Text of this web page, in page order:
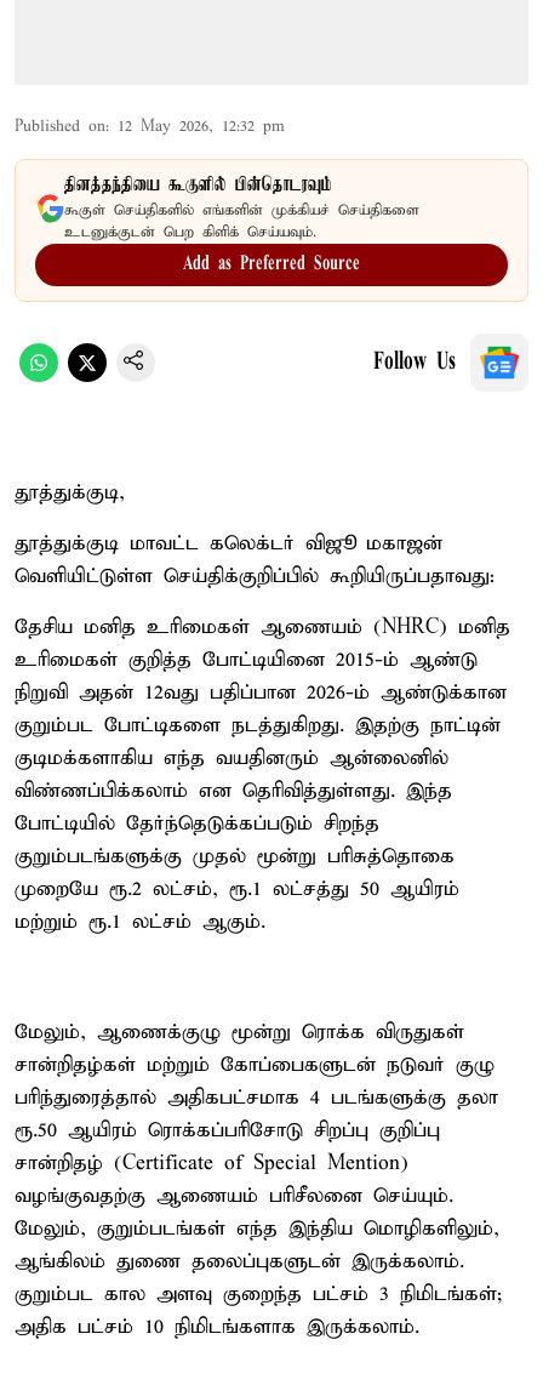
Published on: 12 May 2026, 12:32 pm
தினத்தந்தியை கூகுளில் பின்தொடரவும்
கூகுள் செய்திகளில் எங்களின் முக்கியச் செய்திகளை
உடனுக்குடன் பெற கிளிக் செய்யவும்.
Add as Preferred Source
Follow Us
தூத்துக்குடி,
தூத்துக்குடி மாவட்ட கலெக்டர் விஜூ மகாஜன்
வெளியிட்டுள்ள செய்திக்குறிப்பில் கூறியிருப்பதாவது:
தேசிய மனித உரிமைகள் ஆணையம் (NHRC) மனித
உரிமைகள் குறித்த போட்டியினை 2015-ம் ஆண்டு
நிறுவி அதன் 12வது பதிப்பான 2026-ம் ஆண்டுக்கான
குறும்பட போட்டிகளை நடத்துகிறது. இதற்கு நாட்டின்
குடிமக்களாகிய எந்த வயதினரும் ஆன்லைனில்
விண்ணப்பிக்கலாம் என தெரிவித்துள்ளது. இந்த
போட்டியில் தேர்ந்தெடுக்கப்படும் சிறந்த
குறும்படங்களுக்கு முதல் மூன்று பரிசுத்தொகை
முறையே ரூ.2 லட்சம், ரூ.1 லட்சத்து 50 ஆயிரம்
மற்றும் ரூ.1 லட்சம் ஆகும்.
மேலும், ஆணைக்குழு மூன்று ரொக்க விருதுகள்
சான்றிதழ்கள் மற்றும் கோப்பைகளுடன் நடுவர் குழு
பரிந்துரைத்தால் அதிகபட்சமாக 4 படங்களுக்கு தலா
ரூ.50 ஆயிரம் ரொக்கப்பரிசோடு சிறப்பு குறிப்பு
சான்றிதழ் (Certificate of Special Mention)
வழங்குவதற்கு ஆணையம் பரிசீலனை செய்யும்.
மேலும், குறும்படங்கள் எந்த இந்திய மொழிகளிலும்,
ஆங்கிலம் துணை தலைப்புகளுடன் இருக்கலாம்.
குறும்பட கால அளவு குறைந்த பட்சம் 3 நிமிடங்கள்;
அதிக பட்சம் 10 நிமிடங்களாக இருக்கலாம்.